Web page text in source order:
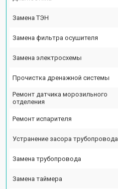
Замена ТЭН
Замена фильтра осушителя
Замена электросхемы
Прочистка дренажной системы
Ремонт датчика морозильного
отделения
Ремонт испарителя
Устранение засора трубопровода
Замена трубопровода
Замена таймера